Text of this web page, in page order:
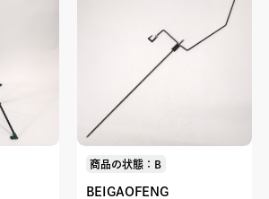
商品の状態：B
BEIGAOFENG